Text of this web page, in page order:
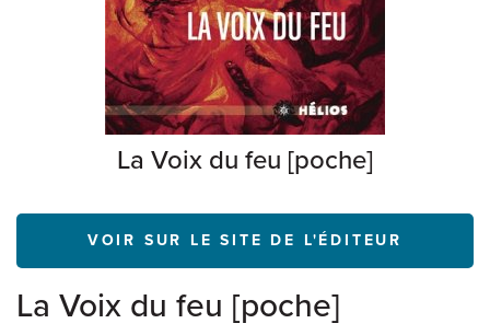
La Voix du feu [poche]
VOIR SUR LE SITE DE L'ÉDITEUR
La Voix du feu [poche]